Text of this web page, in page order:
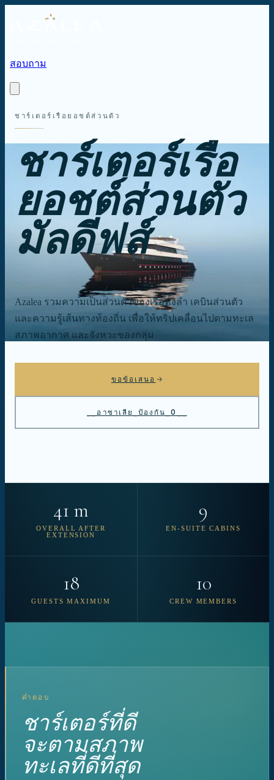
สอบถาม
ชาร์เตอร์เรือยอชต์ส่วนตัว
ชาร์เตอร์เรือ
ยอชต์ส่วนตัว
มัลดีฟส์
Azalea รวมความเป็นส่วนตัวของเรือทั้งลำ เคบินส่วนตัว
และความรู้เส้นทางท้องถิ่น เพื่อให้ทริปเคลื่อนไปตามทะเล
สภาพอากาศ และจังหวะของกลุ่ม
ขอข้อเสนอ
__อาซาเลีย_ป้องกัน_0__
41 m
OVERALL AFTER
EXTENSION
9
EN-SUITE CABINS
18
GUESTS MAXIMUM
10
CREW MEMBERS
คำตอบ
ชาร์เตอร์ที่ดี
จะตามสภาพ
ทะเลที่ดีที่สุด